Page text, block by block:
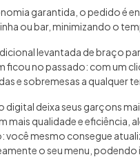
garantida, o pedido é
ou bar, minimizando o
levantada de braço
ficou no passado: com um
e sobremesas a qualquer
digital deixa seus garçons
mais qualidade e eficiência,
você mesmo consegue
o seu menu, podendo